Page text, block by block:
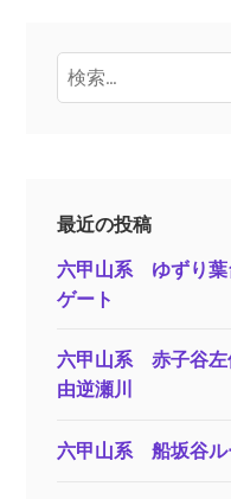
検
索:
最近の投稿
六甲山系 ゆずり
ゲート
六甲山系 赤子谷左
由逆瀬川
六甲山系 船坂谷ル